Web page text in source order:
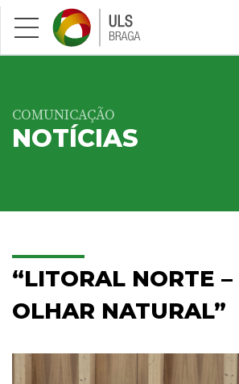
Saltar para conteúdo principal
COMUNICAÇÃO
NOTÍCIAS
“LITORAL NORTE
OLHAR NATURAL”